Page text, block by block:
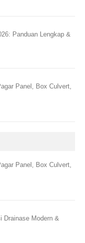
Panduan Lengkap &
Panel, Box Culvert,
Panel, Box Culvert,
Drainase Modern &